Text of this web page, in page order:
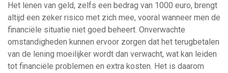
Het lenen van geld, zelfs een bedrag van 1000 euro, brengt
altijd een zeker risico met zich mee, vooral wanneer men de
financiële situatie niet goed beheert. Onverwachte
omstandigheden kunnen ervoor zorgen dat het terugbetalen
van de lening moeilijker wordt dan verwacht, wat kan leiden
tot financiële problemen en extra kosten. Het is daarom